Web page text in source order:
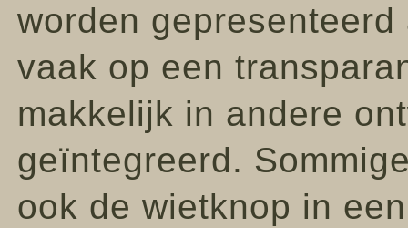
worden
vaak op een
makkelijk in andere
geïntegreerd.
ook de wietknop in